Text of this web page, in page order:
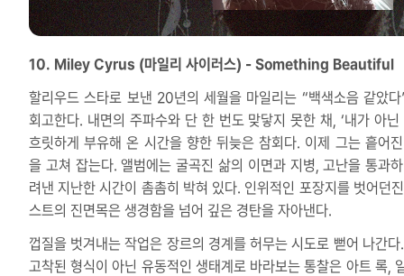
10. Miley Cyrus (마일리 사이러스) - Something Beautiful
할리우드 스타로 보낸 20년의 세월을 마일리는 “백색소음 같았다
회고한다. 내면의 주파수와 단 한 번도 맞닿지 못한 채, ‘내가 아닌
흐릿하게 부유해 온 시간을 향한 뒤늦은 참회다. 이제 그는 흩어
을 고쳐 잡는다. 앨범에는 굴곡진 삶의 이면과 지병, 고난을 통과
려낸 지난한 시간이 촘촘히 박혀 있다. 인위적인 포장지를 벗어던
스트의 진면목은 생경함을 넘어 깊은 경탄을 자아낸다.
껍질을 벗겨내는 작업은 장르의 경계를 허무는 시도로 뻗어 나간다
고착된 형식이 아닌 유동적인 생태계로 바라보는 통찰은 아트 록,